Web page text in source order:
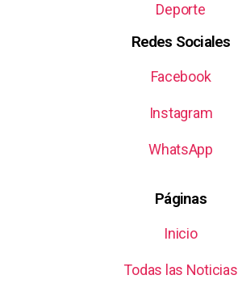
Deporte
Redes Sociales
Facebook
Instagram
WhatsApp
Páginas
Inicio
Todas las Noticias